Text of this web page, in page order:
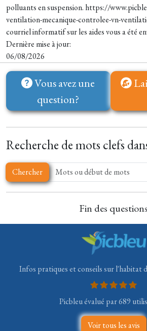
polluants en suspension. https://
ventilation-mecanique-controlee-vn-
courriel informatif sur les aides vous a été
Dernière mise à jour:
06/08/2026
Vous avez une
question?
Recherche de mots clefs
Chercher
Fin des questions
Infos pratiques et conseils sur l'habitat
Picbleu évalué par 689
Voir tous les avis